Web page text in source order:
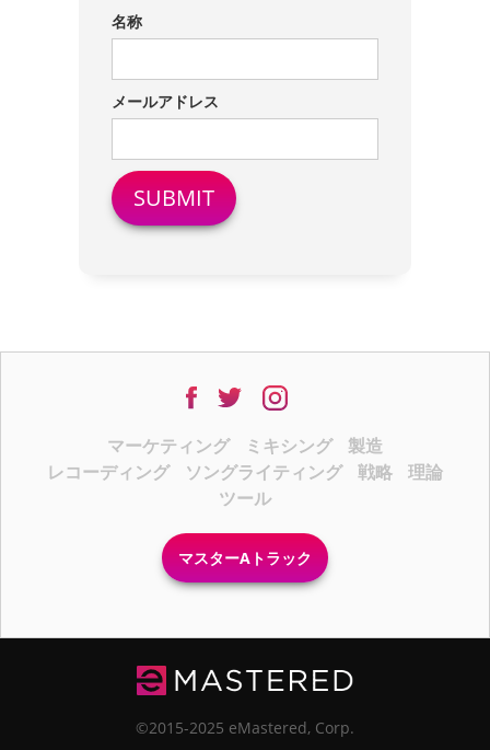
名称
メールアドレス
マーケティング ミキシング
製造
レコーディング
ソングライティング 戦略
理論
ツール
マスターAトラック
©2015-2025 eMastered, Corp.